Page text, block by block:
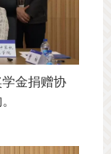
金捐赠协